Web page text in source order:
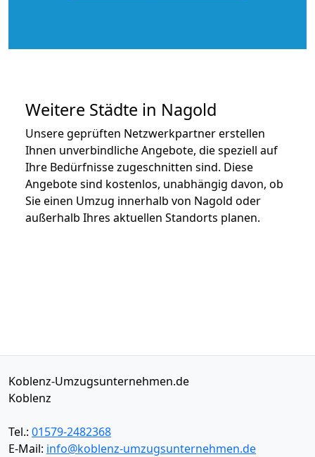
Weitere Städte in Nagold
Unsere geprüften Netzwerkpartner erstellen
Ihnen unverbindliche Angebote, die speziell auf
Ihre Bedürfnisse zugeschnitten sind. Diese
Angebote sind kostenlos, unabhängig davon, ob
Sie einen Umzug innerhalb von Nagold oder
außerhalb Ihres aktuellen Standorts planen.
Koblenz-Umzugsunternehmen.de
Koblenz
Tel.: 01579-2482368
E-Mail: info@koblenz-umzugsunternehmen.de